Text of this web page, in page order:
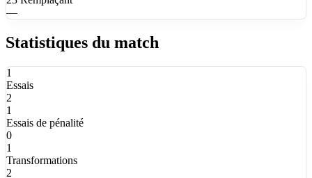
—
Statistiques du match
1
Essais
2
1
Essais de pénalité
0
1
Transformations
2